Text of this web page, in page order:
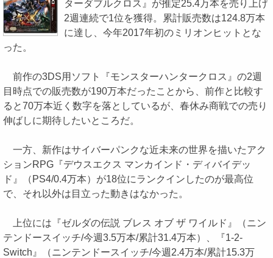
ターダブルクロス』が推定25.4万本を売り上げ
2週連続で1位を獲得。累計販売数は124.8万本
に達し、今年2017年初のミリオンヒットとな
った。
前作の3DS用ソフト『モンスターハンタークロス』の2週
目時点での販売数が190万本だったことから、前作と比較す
ると70万本近く数字を落としているが、春休み商戦での売り
伸ばしに期待したいところだ。
一方、新作はサイバーパンクな近未来の世界を描いたアク
ションRPG『デウスエクス マンカインド・ディバイデッ
ド』（PS4/0.4万本）が18位にランクインしたのが最高位
で、それ以外は目立った動きはなかった。
上位には『ゼルダの伝説 ブレス オブ ザ ワイルド』（ニン
テンドースイッチ/今週3.5万本/累計31.4万本）、『1-2-
Switch』（ニンテンドースイッチ/今週2.4万本/累計15.3万